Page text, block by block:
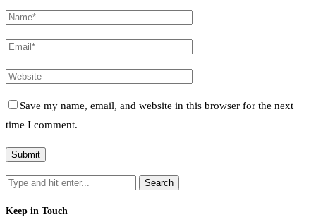
Save my name, email, and website in this browser for the next
time I comment.
Keep in Touch